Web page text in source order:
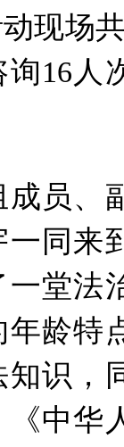
现场
16人
员、
同来
堂法
龄特
识，
《中华